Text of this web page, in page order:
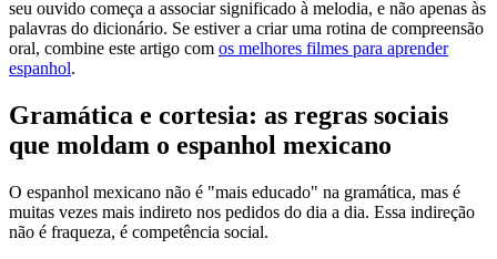
seu ouvido começa a associar significado à melodia, e não apenas às
palavras do dicionário. Se estiver a criar uma rotina de compreensão
oral, combine este artigo com os melhores filmes para aprender
espanhol.
Gramática e cortesia: as regras sociais
que moldam o espanhol mexicano
O espanhol mexicano não é "mais educado" na gramática, mas é
muitas vezes mais indireto nos pedidos do dia a dia. Essa indireção
não é fraqueza, é competência social.